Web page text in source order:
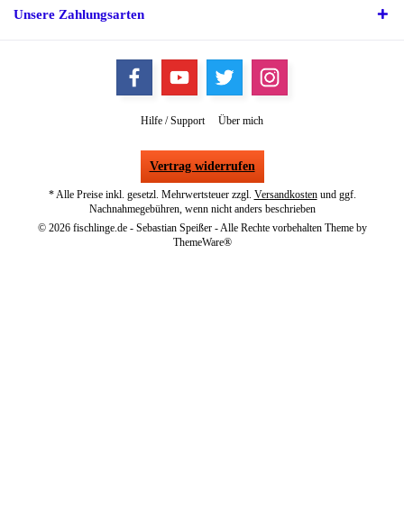
Unsere Zahlungsarten
Hilfe / Support Über mich
Vertrag widerrufen
* Alle Preise inkl. gesetzl. Mehrwertsteuer zzgl. Versandkostenund ggf.
Nachnahmegebühren, wenn nicht anders beschrieben
© 2026 fischlinge.de - Sebastian Speißer - Alle Rechte vorbehalten Theme by
ThemeWare®